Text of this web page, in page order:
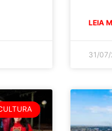
LEIA
31/